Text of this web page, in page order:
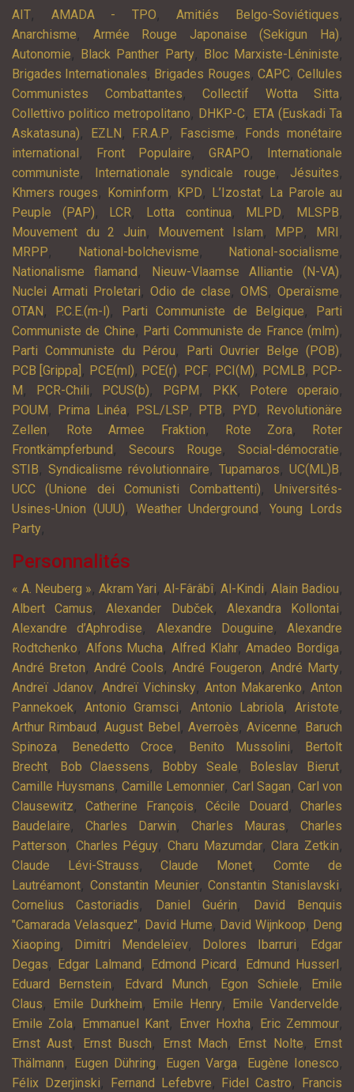
AIT, AMADA - TPO,Amitiés Belgo-Soviétiques,
Anarchisme, Armée Rouge Japonaise (Sekigun Ha),
Autonomie, Black Panther Party, Bloc Marxiste-Léniniste,
Brigades Internationales, Brigades Rouges, CAPC,Cellules
Communistes Combattantes, Collectif Wotta Sitta,
Collettivo politico metropolitano, DHKP-C, ETA (Euskadi Ta
Askatasuna), EZLN , F.R.A.P, Fascisme,
Fonds monétaire
international , Front Populaire, GRAPO,
Internationale
communiste, Internationale syndicale rouge, Jésuites,
Khmers rouges, Kominform, KPD, L’Izostat, La Parole au
Peuple (PAP), LCR, Lotta continua, MLPD, MLSPB,
Mouvement du 2 Juin, Mouvement Islam, MPP, MRI ,
MRPP, National-bolchevisme, National-socialisme,
Nationalisme flamand , Nieuw-Vlaamse Alliantie (N-VA),
Nuclei Armati Proletari, Odio de clase,OMS,Operaïsme,
OTAN , P.C.E.(m-l), Parti Communiste de Belgique,
Parti
Communiste de Chine, Parti Communiste de France (mlm),
Parti Communiste du Pérou, Parti Ouvrier Belge (POB),
PCB [Grippa] , PCE(ml), PCE(r), PCF, PCI(M), PCMLB, PCP-
M , PCR-Chili, PCUS(b), PGPM , PKK, Potere operaio,
POUM , Prima Linéa, PSL/LSP, PTB, PYD,
Revolutionäre
Zellen, Rote Armee Fraktion, Rote Zora,
Roter
Frontkämpferbund , Secours Rouge, Social-démocratie,
STIB, Syndicalisme révolutionnaire, Tupamaros, UC(ML)B,
UCC (Unione dei Comunisti Combattenti),Universités-
Usines-Union (UUU), Weather Underground ,Young Lords
Party,
Personnalités
« A. Neuberg », Akram Yari, Al-Fârâbî, Al-Kindi, Alain Badiou,
Albert Camus,Alexander Dubček, Alexandra Kollontai,
Alexandre d’Aphrodise, Alexandre Douguine, Alexandre
Rodtchenko, Alfons Mucha,Alfred Klahr,Amadeo Bordiga,
André Breton, André Cools, André Fougeron, André Marty,
Andreï Jdanov, Andreï Vichinsky, Anton Makarenko, Anton
Pannekoek,Antonio Gramsci, Antonio Labriola,Aristote,
Arthur Rimbaud ,August Bebel , Averroès, Avicenne, Baruch
Spinoza, Benedetto Croce, Benito Mussolini,
Bertolt
Brecht, Bob Claessens, Bobby Seale, Boleslav Bierut,
Camille Huysmans,Camille Lemonnier, Carl Sagan, Carl von
Clausewitz,Catherine François,Cécile Douard ,Charles
Baudelaire, Charles Darwin, Charles Mauras, Charles
Patterson, Charles Péguy,Charu Mazumdar,Clara Zetkin,
Claude Lévi-Strauss,Claude Monet,Comte de
Lautréamont, Constantin Meunier,Constantin Stanislavski,
Cornelius Castoriadis, Daniel Guérin,
David Benquis
"Camarada Velasquez", David Hume, David Wijnkoop, Deng
Xiaoping, Dimitri Mendeleïev, Dolores Ibarruri,
Edgar
Degas, Edgar Lalmand , Edmond Picard , Edmund Husserl ,
Eduard Bernstein, Edvard Munch, Egon Schiele,
Emile
Claus, Emile Durkheim, Emile Henry, Emile Vandervelde,
Emile Zola, Emmanuel Kant, Enver Hoxha, Eric Zemmour,
Ernst Aust, Ernst Busch, Ernst Mach, Ernst Nolte,
Ernst
Thälmann, Eugen Dühring, Eugen Varga, Eugène Ionesco,
Félix Dzerjinski, Fernand Lefebvre, Fidel Castro,
Francis